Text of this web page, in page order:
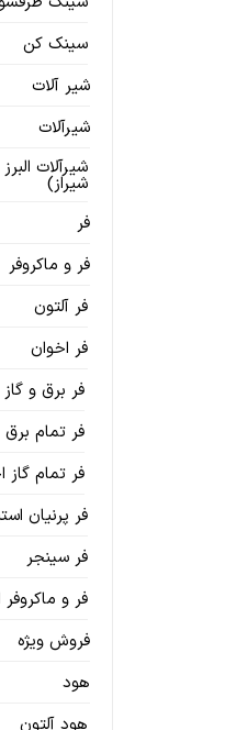
سینک کن
شیر آلات
شیرآلات
شیرآلات
شیراز)
فر
فر و ماکروفر
فر آلتون
فر اخوان
فر برق و
فر تمام برق
فر تمام گاز
فر پرنیان
فر سینجر
فر و ماکروفر
فروش ویژه
هود